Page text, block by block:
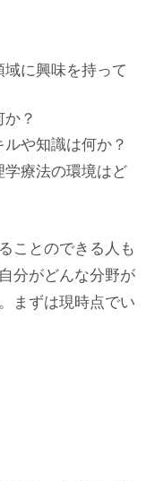
に興味を持って
？
や知識は何か？
学療法の環境はど
ことのできる人も
分がどんな分野が
まずは現時点でい